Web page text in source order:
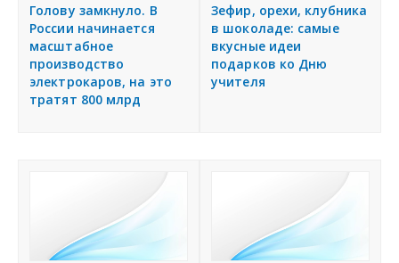
Голову замкнуло. В
России начинается
масштабное
производство
электрокаров, на это
тратят 800 млрд
Зефир, орехи, клубника
в шоколаде: самые
вкусные идеи
подарков ко Дню
учителя